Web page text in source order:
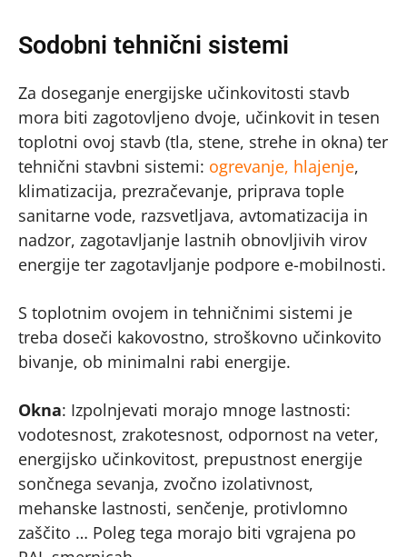
Sodobni tehnični sistemi
Za doseganje energijske učinkovitosti stavb
mora biti zagotovljeno dvoje, učinkovit in tesen
toplotni ovoj stavb (tla, stene, strehe in okna) ter
tehnični stavbni sistemi: ogrevanje, hlajenje,
klimatizacija, prezračevanje, priprava tople
sanitarne vode, razsvetljava, avtomatizacija in
nadzor, zagotavljanje lastnih obnovljivih virov
energije ter zagotavljanje podpore e-mobilnosti.
S toplotnim ovojem in tehničnimi sistemi je
treba doseči kakovostno, stroškovno učinkovito
bivanje, ob minimalni rabi energije.
Okna: Izpolnjevati morajo mnoge lastnosti:
vodotesnost, zrakotesnost, odpornost na veter,
energijsko učinkovitost, prepustnost energije
sončnega sevanja, zvočno izolativnost,
mehanske lastnosti, senčenje, protivlomno
zaščito … Poleg tega morajo biti vgrajena po